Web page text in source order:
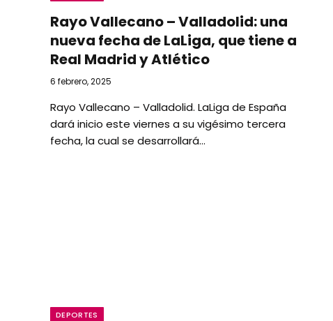
Rayo Vallecano – Valladolid: una
nueva fecha de LaLiga, que tiene a
Real Madrid y Atlético
6 febrero, 2025
Rayo Vallecano – Valladolid. LaLiga de España
dará inicio este viernes a su vigésimo tercera
fecha, la cual se desarrollará…
DEPORTES